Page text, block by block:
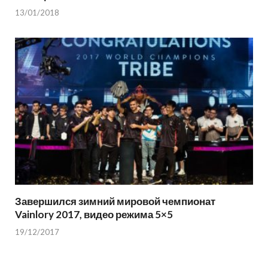
13/01/2018
Завершился зимний мировой чемпионат
Vainlory 2017, видео режима 5×5
19/12/2017